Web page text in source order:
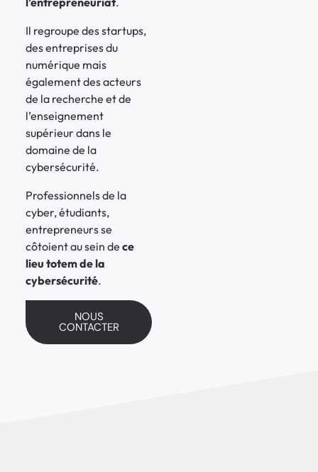
Il regroupe des startups,
des entreprises du
numérique mais
également des acteurs
de la recherche et de
l’enseignement
supérieur dans le
domaine de la
cybersécurité.
Professionnels de la
cyber, étudiants,
entrepreneurs se
côtoient au sein de ce
lieu totem de la
cybersécurité.
NOUS
CONTACTER